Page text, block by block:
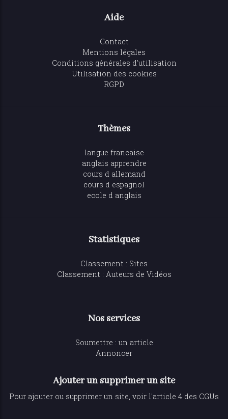
Aide
Contact
Mentions légales
Conditions générales d'utilisation
Utilisation des cookies
RGPD
Thèmes
langue francaise
anglais apprendre
cours d allemand
cours d espagnol
ecole d anglais
Statistiques
Classement : Sites
Classement : Auteurs de Vidéos
Nos services
Soumettre : un article
Annoncer
Ajouter un supprimer un site
Pour ajouter ou supprimer un site, voir l'article 4 des CGUs